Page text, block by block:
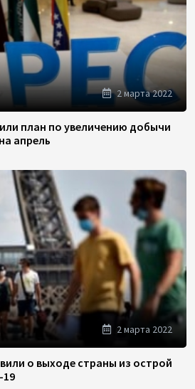
2 марта 2022
план по увеличению добычи
апрель
2 марта 2022
о выходе страны из острой
19